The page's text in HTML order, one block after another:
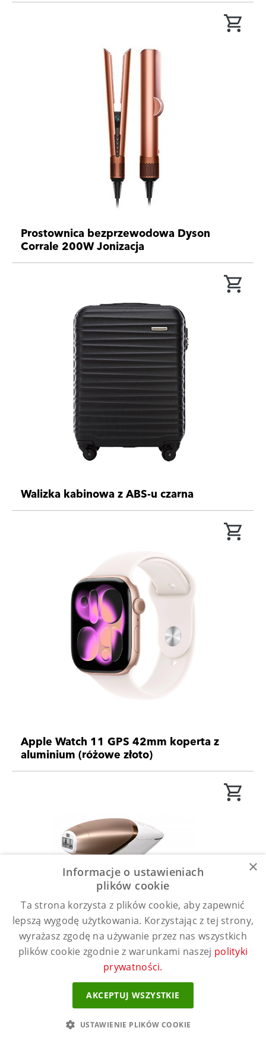
Prostownica bezprzewodowa Dyson
Corrale 200W Jonizacja
Walizka kabinowa z ABS-u czarna
Apple Watch 11 GPS 42mm koperta z
aluminium (różowe złoto)
Depilator Philips Lumea 9000 IPL
BRI955/00
×
Informacje o ustawieniach
plików cookie
Ta strona korzysta z plików cookie, aby zapewnić
lepszą wygodę użytkowania. Korzystając z tej strony,
wyrażasz zgodę na używanie przez nas wszystkich
plików cookie zgodnie z warunkami naszej polityki
prywatności.
AKCEPTUJ WSZYSTKIE
USTAWIENIE PLIKÓW COOKIE